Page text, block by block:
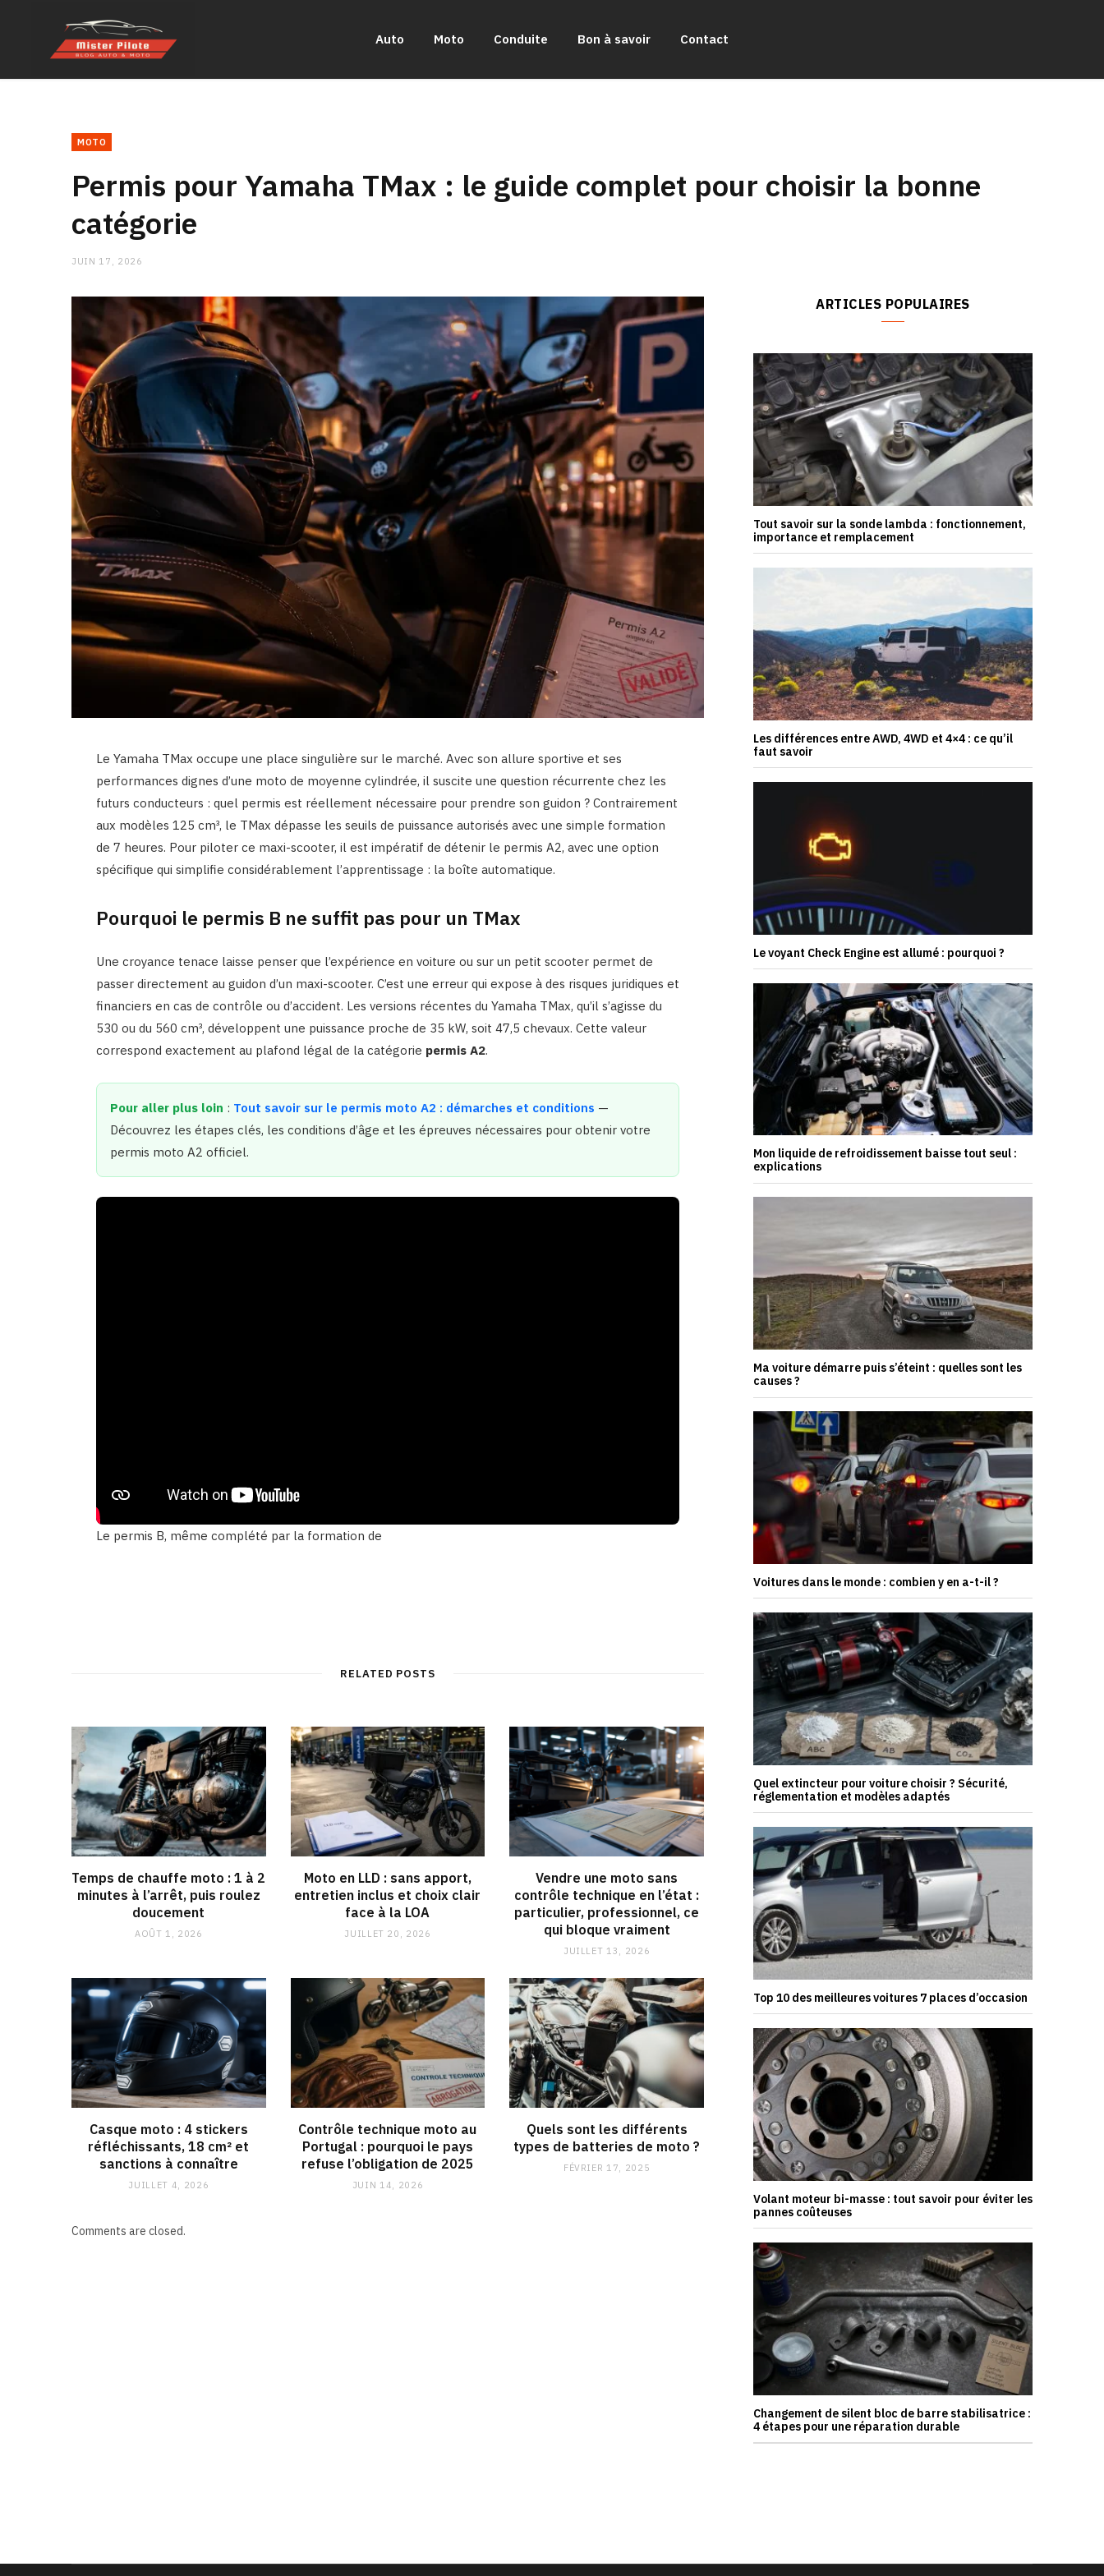
Auto Moto Conduite Bon à savoir Contact
MOTO
Permis pour Yamaha TMax : le guide complet pour choisir la bonne
catégorie
JUIN 17, 2026
Le Yamaha TMax occupe une place singulière sur le marché. Avec son allure sportive et ses
performances dignes d’une moto de moyenne cylindrée, il suscite une question récurrente chez les
futurs conducteurs : quel permis est réellement nécessaire pour prendre son guidon ? Contrairement
aux modèles 125 cm³, le TMax dépasse les seuils de puissance autorisés avec une simple formation
de 7 heures. Pour piloter ce maxi-scooter, il est impératif de détenir le permis A2, avec une option
spécifique qui simplifie considérablement l’apprentissage : la boîte automatique.
Pourquoi le permis B ne suffit pas pour un TMax
Une croyance tenace laisse penser que l’expérience en voiture ou sur un petit scooter permet de
passer directement au guidon d’un maxi-scooter. C’est une erreur qui expose à des risques juridiques et
financiers en cas de contrôle ou d’accident. Les versions récentes du Yamaha TMax, qu’il s’agisse du
530 ou du 560 cm³, développent une puissance proche de 35 kW, soit 47,5 chevaux. Cette valeur
correspond exactement au plafond légal de la catégorie permis A2.
Pour aller plus loin : Tout savoir sur le permis moto A2 : démarches et conditions —
Découvrez les étapes clés, les conditions d’âge et les épreuves nécessaires pour obtenir votre
permis moto A2 officiel.
Le permis B, même complété par la formation de
RELATED POSTS
Temps de chauffe moto : 1 à 2
minutes à l’arrêt, puis roulez
doucement
AOÛT 1, 2026
Moto en LLD : sans apport,
entretien inclus et choix clair
face à la LOA
JUILLET 20, 2026
Vendre une moto sans
contrôle technique en l’état :
particulier, professionnel, ce
qui bloque vraiment
JUILLET 13, 2026
Casque moto : 4 stickers
réfléchissants, 18 cm² et
sanctions à connaître
JUILLET 4, 2026
Contrôle technique moto au
Portugal : pourquoi le pays
refuse l’obligation de 2025
JUIN 14, 2026
Quels sont les différents
types de batteries de moto ?
FÉVRIER 17, 2025
Comments are closed.
ARTICLES POPULAIRES
Tout savoir sur la sonde lambda : fonctionnement,
importance et remplacement
Les différences entre AWD, 4WD et 4×4 : ce qu’il
faut savoir
Le voyant Check Engine est allumé : pourquoi ?
Mon liquide de refroidissement baisse tout seul :
explications
Ma voiture démarre puis s’éteint : quelles sont les
causes ?
Voitures dans le monde : combien y en a-t-il ?
Quel extincteur pour voiture choisir ? Sécurité,
réglementation et modèles adaptés
Top 10 des meilleures voitures 7 places d’occasion
Volant moteur bi-masse : tout savoir pour éviter les
pannes coûteuses
Changement de silent bloc de barre stabilisatrice :
4 étapes pour une réparation durable